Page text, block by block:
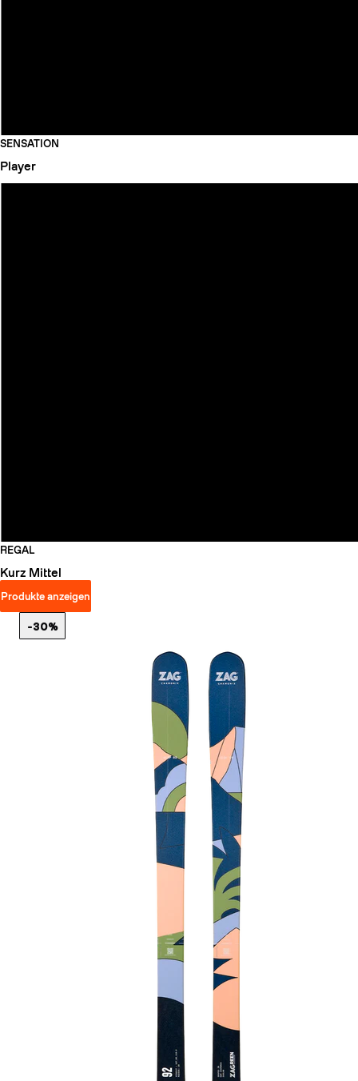
SENSATION
Player
REGAL
Kurz Mittel
Produkte anzeigen
-30%